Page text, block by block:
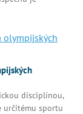
disciplínou,
určitému sportu